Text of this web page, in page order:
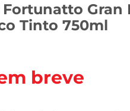
Gran
Tinto 750ml
breve